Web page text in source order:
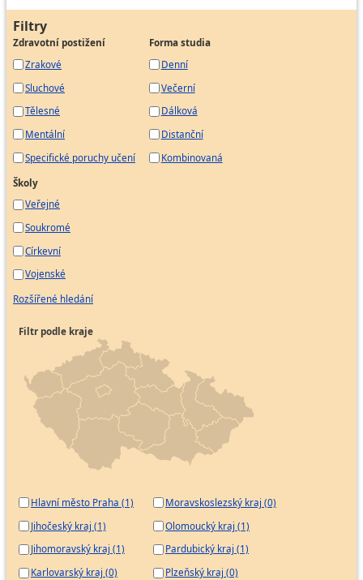
Filtry
Zdravotní postižení
Zrakové
Sluchové
Tělesné
Mentální
Specifické poruchy učení
Forma studia
Denní
Večerní
Dálková
Distanční
Kombinovaná
Školy
Veřejné
Soukromé
Církevní
Vojenské
Rozšířené hledání
Filtr podle kraje
Hlavní město Praha (1)
Jihočeský kraj (1)
Jihomoravský kraj (1)
Karlovarský kraj (0)
Moravskoslezský kraj (0)
Olomoucký kraj (1)
Pardubický kraj (1)
Plzeňský kraj (0)